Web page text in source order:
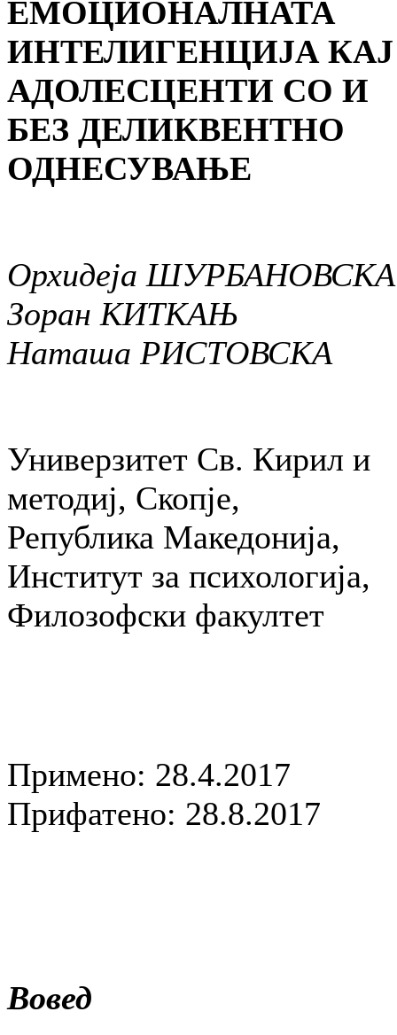
ЕМОЦИОНАЛНАТА
ИНТЕЛИГЕНЦИЈА КАЈ
АДОЛЕСЦЕНТИ СО И
БЕЗ ДЕЛИКВЕНТНО
ОДНЕСУВАЊЕ
Орхидеја ШУРБАНОВСКА
Зоран КИТКАЊ
Наташа РИСТОВСКА
Универзитет Св. Кирил и
методиј, Скопје,
Република Македонија,
Институт за психологија,
Филозофски факултет
Примено: 28.4.2017
Прифатено: 28.8.2017
Вовед